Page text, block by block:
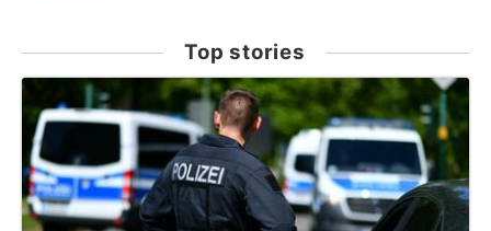
Top stories